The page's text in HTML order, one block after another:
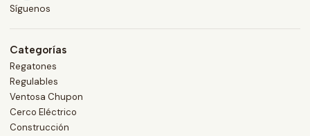
Síguenos
Categorías
Regatones
Regulables
Ventosa Chupon
Cerco Eléctrico
Construcción